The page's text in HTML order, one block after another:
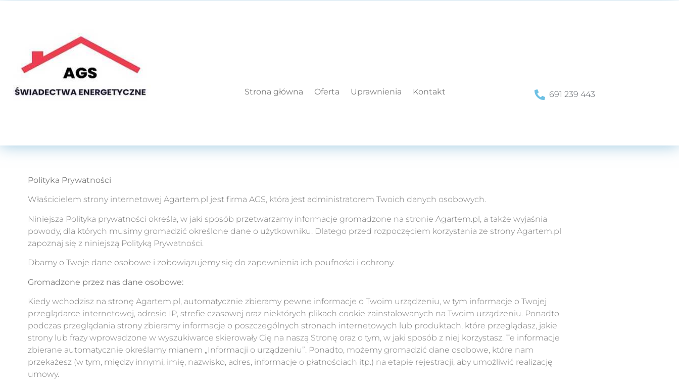
Strona główna Oferta Uprawnienia Kontakt 691 239 443
Polityka Prywatności
Właścicielem strony internetowej Agartem.pl jest firma AGS, która jest administratorem Twoich danych osobowych.
Niniejsza Polityka prywatności określa, w jaki sposób przetwarzamy informacje gromadzone na stronie Agartem.pl, a także wyjaśnia
powody, dla których musimy gromadzić określone dane o użytkowniku. Dlatego przed rozpoczęciem korzystania ze strony Agartem.pl
zapoznaj się z niniejszą Polityką Prywatności.
Dbamy o Twoje dane osobowe i zobowiązujemy się do zapewnienia ich poufności i ochrony.
Gromadzone przez nas dane osobowe:
Kiedy wchodzisz na stronę Agartem.pl, automatycznie zbieramy pewne informacje o Twoim urządzeniu, w tym informacje o Twojej
przeglądarce internetowej, adresie IP, strefie czasowej oraz niektórych plikach cookie zainstalowanych na Twoim urządzeniu. Ponadto
podczas przeglądania strony zbieramy informacje o poszczególnych stronach internetowych lub produktach, które przeglądasz, jakie
strony lub frazy wprowadzone w wyszukiwarce skierowały Cię na naszą Stronę oraz o tym, w jaki sposób z niej korzystasz. Te informacje
zbierane automatycznie określamy mianem „Informacji o urządzeniu”. Ponadto, możemy gromadzić dane osobowe, które nam
przekażesz (w tym, między innymi, imię, nazwisko, adres, informacje o płatnościach itp.) na etapie rejestracji, aby umożliwić realizację
umowy.